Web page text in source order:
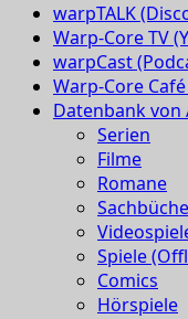
warpTALK
Warp-Core TV
warpCast
Warp-Core
Datenbank von
Serien
Filme
Romane
Spiele
Comics
Hörspiele